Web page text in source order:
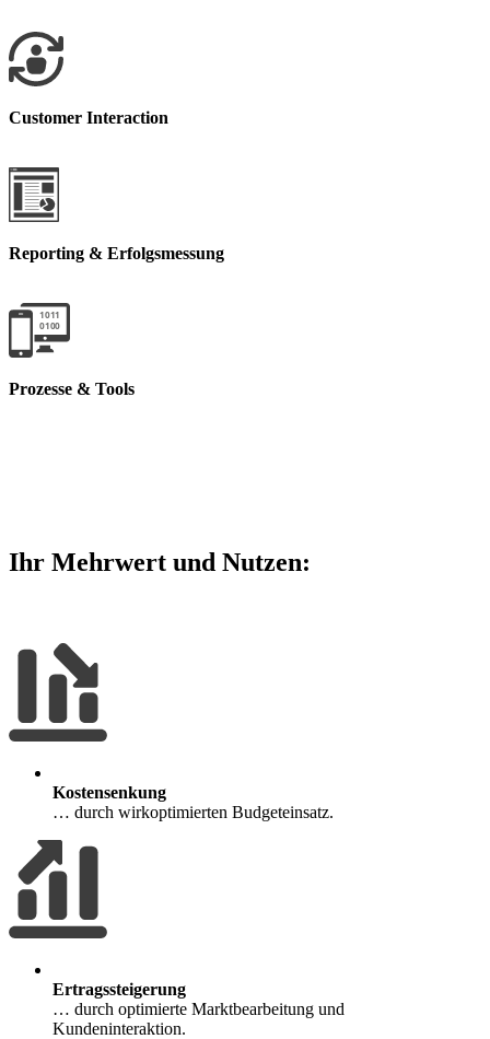
Customer Interaction
Reporting & Erfolgsmessung
1011
0100
Prozesse & Tools
Ihr Mehrwert und Nutzen:
Kostensenkung
… durch wirkoptimierten Budgeteinsatz.
Ertragssteigerung
… durch optimierte Marktbearbeitung und
Kundeninteraktion.